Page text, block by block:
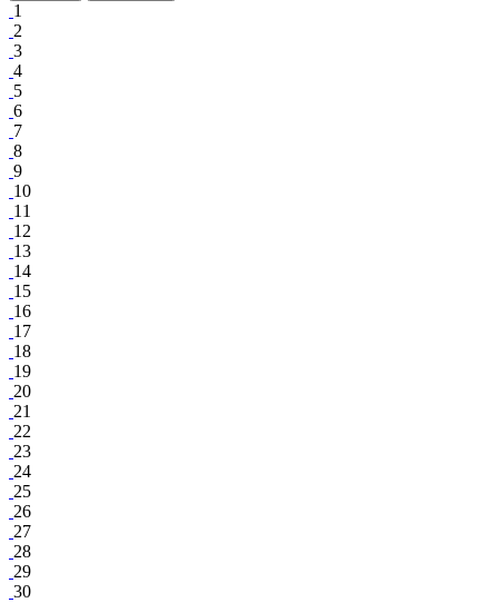
1
2
3
4
5
6
7
8
9
10
11
12
13
14
15
16
17
18
19
20
21
22
23
24
25
26
27
28
29
30